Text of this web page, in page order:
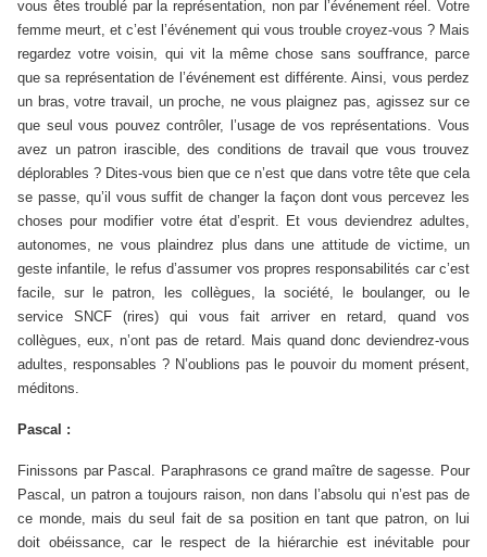
vous êtes troublé par la représentation, non par l’événement réel. Votre
femme meurt, et c’est l’événement qui vous trouble croyez-vous ? Mais
regardez votre voisin, qui vit la même chose sans souffrance, parce
que sa représentation de l’événement est différente. Ainsi, vous perdez
un bras, votre travail, un proche, ne vous plaignez pas, agissez sur ce
que seul vous pouvez contrôler, l’usage de vos représentations. Vous
avez un patron irascible, des conditions de travail que vous trouvez
déplorables ? Dites-vous bien que ce n’est que dans votre tête que cela
se passe, qu’il vous suffit de changer la façon dont vous percevez les
choses pour modifier votre état d’esprit. Et vous deviendrez adultes,
autonomes, ne vous plaindrez plus dans une attitude de victime, un
geste infantile, le refus d’assumer vos propres responsabilités car c’est
facile, sur le patron, les collègues, la société, le boulanger, ou le
service SNCF (rires) qui vous fait arriver en retard, quand vos
collègues, eux, n’ont pas de retard. Mais quand donc deviendrez-vous
adultes, responsables ? N’oublions pas le pouvoir du moment présent,
méditons.
Pascal :
Finissons par Pascal. Paraphrasons ce grand maître de sagesse. Pour
Pascal, un patron a toujours raison, non dans l’absolu qui n’est pas de
ce monde, mais du seul fait de sa position en tant que patron, on lui
doit obéissance, car le respect de la hiérarchie est inévitable pour